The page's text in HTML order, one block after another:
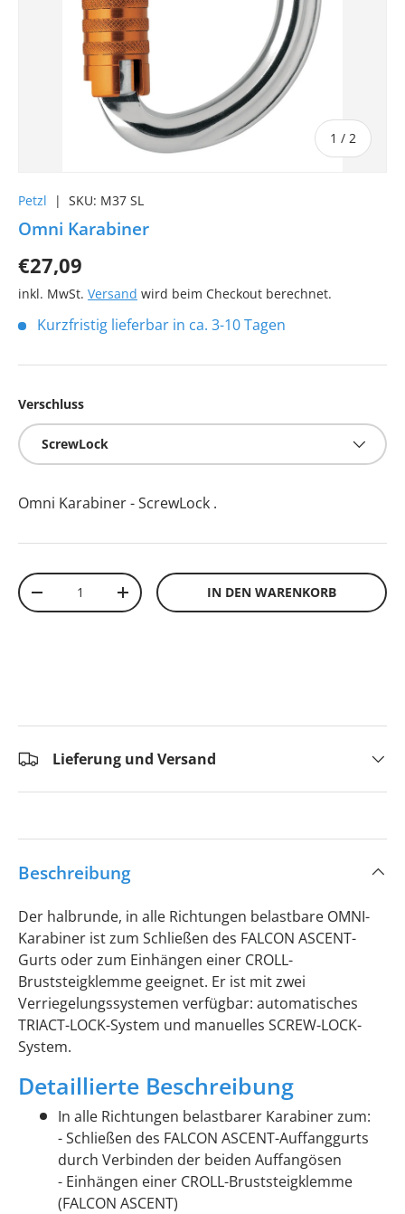
1 / von
2
Petzl | SKU: M37 SL
Omni Karabiner
€27,09
inkl. MwSt. Versand wird beim Checkout berechnet.
Kurzfristig lieferbar in ca. 3-10 Tagen
Verschluss
ScrewLock
Omni Karabiner - ScrewLock .
Anzahl
-
+ IN DEN WARENKORB
Lieferung und Versand
Beschreibung
Der halbrunde, in alle Richtungen belastbare OMNI-
Karabiner ist zum Schließen des FALCON ASCENT-
Gurts oder zum Einhängen einer CROLL-
Bruststeigklemme geeignet. Er ist mit zwei
Verriegelungssystemen verfügbar: automatisches
TRIACT-LOCK-System und manuelles SCREW-LOCK-
System.
Detaillierte Beschreibung
In alle Richtungen belastbarer Karabiner zum:
- Schließen des FALCON ASCENT-Auffanggurts
durch Verbinden der beiden Auffangösen
- Einhängen einer CROLL-Bruststeigklemme
(FALCON ASCENT)